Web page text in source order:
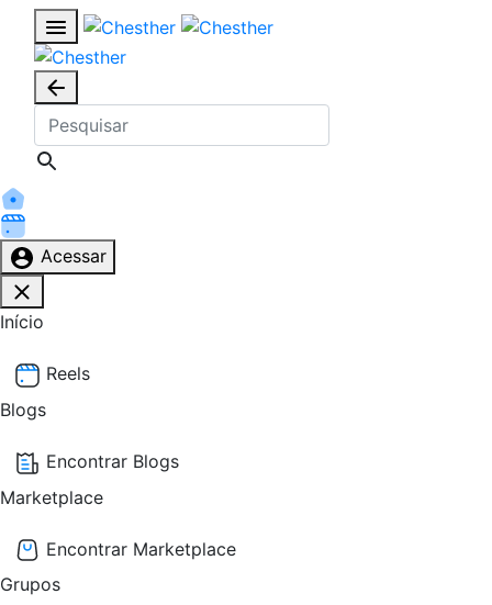
Acessar
Início
Reels
Blogs
Encontrar Blogs
Marketplace
Encontrar Marketplace
Grupos